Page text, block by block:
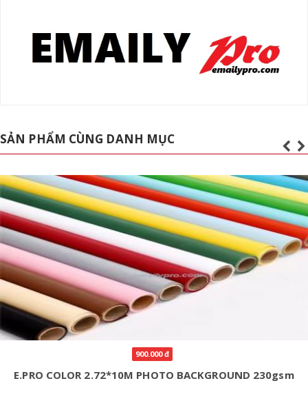
SẢN PHẨM CÙNG DANH MỤC
900.000 đ
E.PRO COLOR 2.72*10M PHOTO BACKGROUND 230gsm